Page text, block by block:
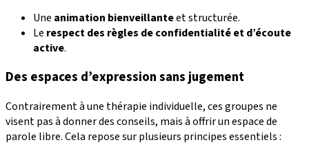
Une animation bienveillanteet structurée.
Le respect des règles de confidentialité et d’écoute
active.
Des espaces d’expression sans jugement
Contrairement à une thérapie individuelle, ces groupes ne
visent pas à donner des conseils, mais à offrir un espace de
parole libre. Cela repose sur plusieurs principes essentiels :